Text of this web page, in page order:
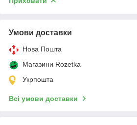
Умови доставки
Нова Пошта
Магазини Rozetka
Укрпошта
Всі умови доставки